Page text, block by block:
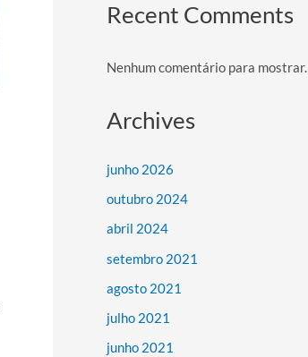
Recent Comments
Nenhum comentário para mostrar.
Archives
junho 2026
outubro 2024
abril 2024
setembro 2021
agosto 2021
julho 2021
junho 2021